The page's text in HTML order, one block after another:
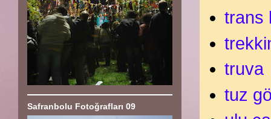
trans
truva
tuz
Safranbolu Fotoğrafları 09